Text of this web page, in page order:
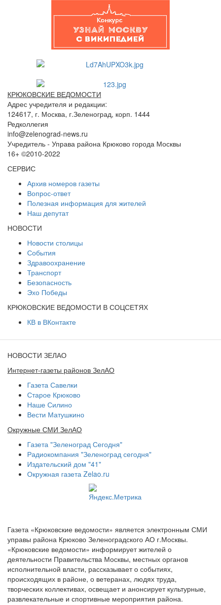
КРЮКОВСКИЕ ВЕДОМОСТИ
Адрес учредителя и редакции:
124617, г. Москва, г.Зеленоград, корп. 1444
Редколлегия
info@zelenograd-news.ru
Учредитель - Управа района Крюково города Москвы
16+ ©2010-2022
СЕРВИС
Архив номеров газеты
Вопрос-ответ
Полезная информация для жителей
Наш депутат
НОВОСТИ
Новости столицы
События
Здравоохранение
Транспорт
Безопасность
Эхо Победы
КРЮКОВСКИЕ ВЕДОМОСТИ В СОЦСЕТЯХ
КВ в ВКонтакте
НОВОСТИ ЗЕЛАО
Интернет-газеты районов ЗелАО
Газета Савелки
Старое Крюково
Наше Силино
Вести Матушкино
Окружные СМИ ЗелАО
Газета "Зеленоград Сегодня"
Радиокомпания "Зеленоград сегодня"
Издательский дом "41"
Окружная газета Zelao.ru
Газета «Крюковские ведомости» является электронным СМИ
управы района Крюково Зеленоградского АО г.Москвы.
«Крюковские ведомости» информирует жителей о
деятельности Правительства Москвы, местных органов
исполнительной власти, рассказывает о событиях,
происходящих в районе, о ветеранах, людях труда,
творческих коллективах, освещает и анонсирует культурные,
развлекательные и спортивные мероприятия района.